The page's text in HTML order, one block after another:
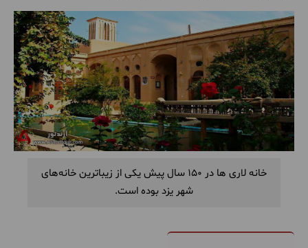
خانه لاری ها در 150 سال پیش یکی از زیباترین خانه‌های
شهر یزد بوده است.